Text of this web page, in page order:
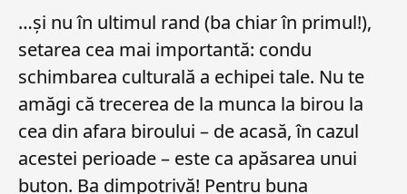
…și nu în ultimul rand (ba chiar în primul!),
setarea cea mai importantă: condu
schimbarea culturală a echipei tale. Nu te
amăgi că trecerea de la munca la birou la
cea din afara biroului – de acasă, în cazul
acestei perioade – este ca apăsarea unui
buton. Ba dimpotrivă! Pentru buna